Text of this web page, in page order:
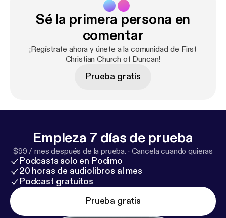
Sé la primera persona en
comentar
¡Regístrate ahora y únete a la comunidad de First
Christian Church of Duncan!
Prueba gratis
Empieza 7 días de prueba
$99 / mes después de la prueba. · Cancela cuando quieras
Podcasts solo en Podimo
20 horas de audiolibros al mes
Podcast gratuitos
Prueba gratis